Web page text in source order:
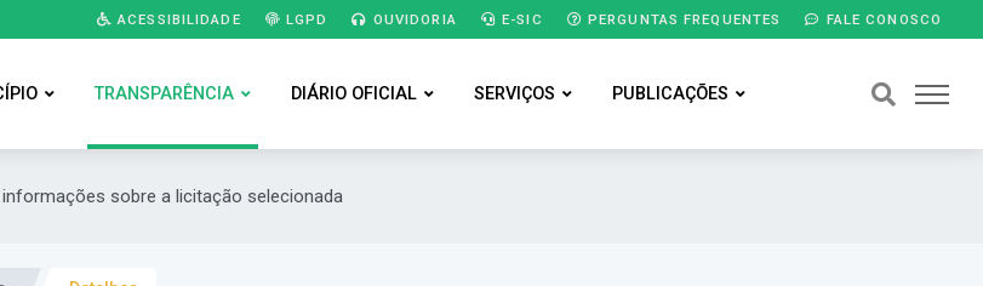
ACESSIBILIDADE LGPD OUVIDORIA E-SIC PERGUNTAS FREQUENTES FALE CONOSCO
TRANSPARÊNCIA DIÁRIO OFICIAL SERVIÇOS PUBLICAÇÕES
sobre a licitação selecionada